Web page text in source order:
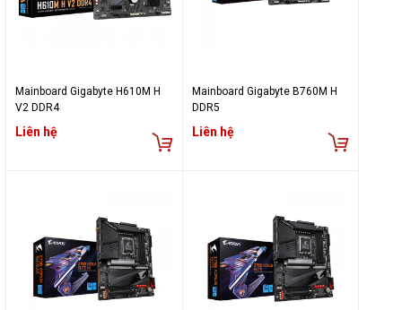
Mainboard Gigabyte H610M H
V2 DDR4
Liên hệ
Mainboard Gigabyte B760M H
DDR5
Liên hệ